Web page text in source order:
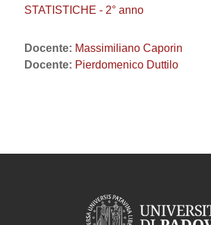
STATISTICHE - 2° anno
Docente: Massimiliano Caporin
Docente: Pierdomenico Duttilo